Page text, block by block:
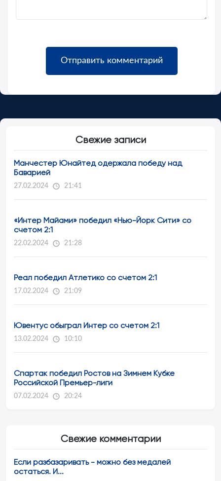
Свежие записи
Манчестер Юнайтед одержала победу над
Баварией
27.02.2024 21:41
«Интер Майами» победил «Нью-Йорк Сити» со
счетом 2:1
22.02.2024 21:28
Реал победил Атлетико со счетом 2:1
17.02.2024 21:09
Ювентус обыграл Интер со счетом 2:1
13.02.2024 10:10
Спартак победил Ростов на Зимнем Кубке
Российской Премьер-лиги
07.02.2024 20:24
Свежие комментарии
Если разбазаривать - можно без медалей
остаться. И...